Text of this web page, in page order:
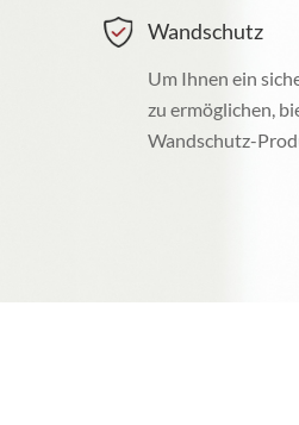
Wandschutz
Um Ihnen ein
zu ermöglichen,
Wandschutz-